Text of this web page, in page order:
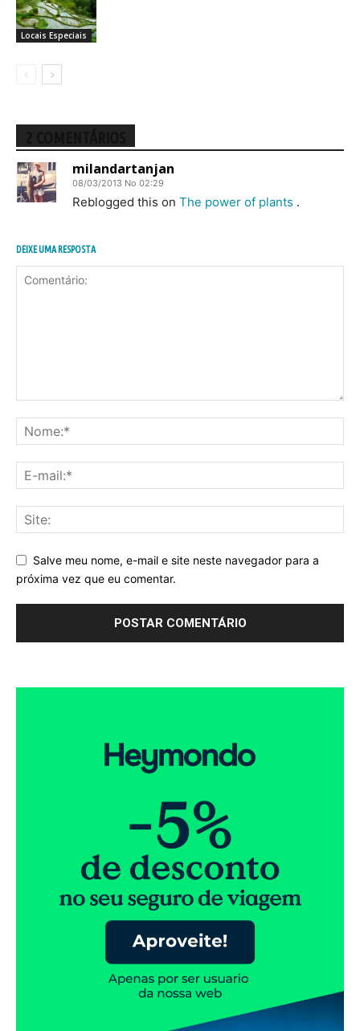
Locais Especiais
milandartanjan
08/03/2013 No 02:29
Reblogged this on The power of plants .
DEIXE UMA RESPOSTA
Salve meu nome, e-mail e site neste navegador para a
próxima vez que eu comentar.